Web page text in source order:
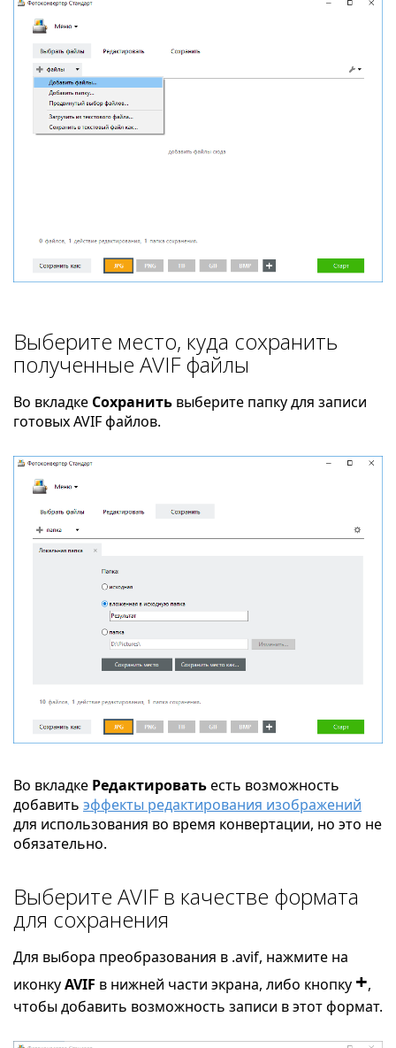
Выберите место, куда сохранить
полученные AVIF файлы
Во вкладке Сохранить выберите папку для записи
готовых AVIF файлов.
Во вкладке Редактироватьесть возможность
добавить эффекты редактирования изображений
для использования во время конвертации, но это не
обязательно.
Выберите AVIF в качестве формата
для сохранения
Для выбора преобразования в .avif, нажмите на
иконкуAVIF в нижней части экрана, либо кнопку +,
чтобы добавить возможность записи в этот формат.